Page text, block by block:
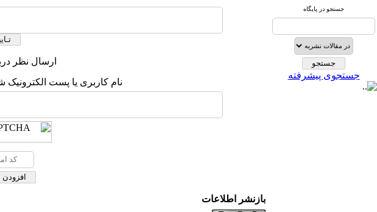
جستجو در پایگاه
جستجوی پیشرفته
ارسال نظر
نام کاربری یا پست الکترونیک
بازنشر اطلاعات